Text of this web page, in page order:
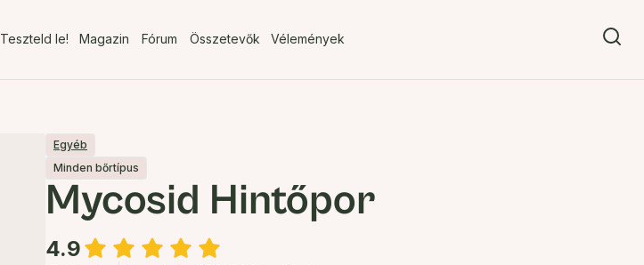
Teszteld le! Magazin Fórum Összetevők Vélemények
Egyéb
Minden bőrtípus
Mycosid Hintőpor
4.9